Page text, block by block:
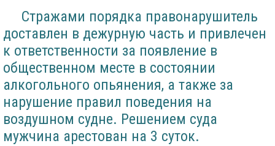
Стражами порядка правонарушитель
доставлен в дежурную часть и привлечен
к ответственности за появление в
общественном месте в состоянии
алкогольного опьянения, а также за
нарушение правил поведения на
воздушном судне. Решением суда
мужчина арестован на 3 суток.